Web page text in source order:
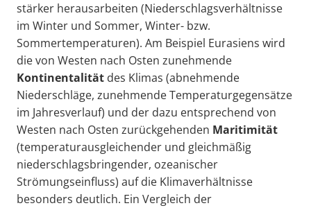
stärker herausarbeiten (Niederschlagsverhältnisse
im Winter und Sommer, Winter- bzw.
Sommertemperaturen). Am Beispiel Eurasiens wird
die von Westen nach Osten zunehmende
Kontinentalität des Klimas (abnehmende
Niederschläge, zunehmende Temperaturgegensätze
im Jahresverlauf) und der dazu entsprechend von
Westen nach Osten zurückgehenden Maritimität
(temperaturausgleichender und gleichmäßig
niederschlagsbringender, ozeanischer
Strömungseinfluss) auf die Klimaverhältnisse
besonders deutlich. Ein Vergleich der